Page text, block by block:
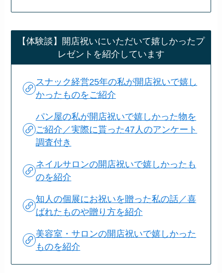
【体験談】開店祝いにいただいて嬉しかったプ
レゼントを紹介しています
スナック経営25年の私が開店祝いで嬉し
かったものをご紹介
パン屋の私が開店祝いで嬉しかった物を
ご紹介／実際に貰った47人のアンケート
調査付き
ネイルサロンの開店祝いで嬉しかったも
のを紹介
知人の個展にお祝いを贈った私の話／喜
ばれたものや贈り方を紹介
美容室・サロンの開店祝いで嬉しかった
ものを紹介